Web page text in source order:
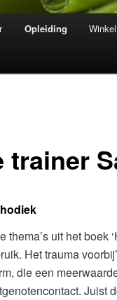
Opleiding Winkel
trainer
thema’s uit het boek
Het trauma
die een
Juist